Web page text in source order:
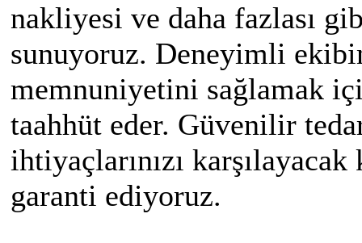
nakliyesi ve daha fazlası
sunuyoruz. Deneyimli
memnuniyetini sağlamak
taahhüt eder. Güvenilir
ihtiyaçlarınızı
garanti ediyoruz.